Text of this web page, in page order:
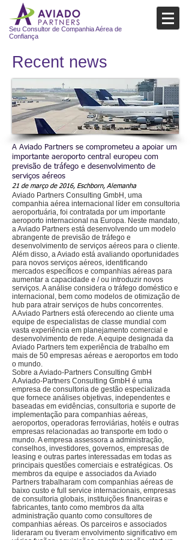
Seu Consultor de Companhia Aérea de
Confiança
Recent news​
A Aviado Partners se comprometeu a apoiar um
importante aeroporto central europeu com
previsão de tráfego e desenvolvimento de
serviços aéreos
21 de março de 2016, Eschborn, Alemanha
Aviado Partners Consulting GmbH, uma
companhia aérea internacional líder em consultoria
aeroportuária, foi contratada por um importante
aeroporto internacional na Europa. Neste mandato,
a Aviado Partners está desenvolvendo um modelo
abrangente de previsão de tráfego e
desenvolvimento de serviços aéreos para o cliente.
Além disso, a Aviado está avaliando oportunidades
para novos serviços aéreos, identificando
mercados específicos e companhias aéreas para
aumentar a capacidade e / ou introduzir novos
serviços. A análise considera o tráfego doméstico e
internacional, bem como modelos de otimização de
hub para atrair serviços de hubs concorrentes.
A Aviado Partners está oferecendo ao cliente uma
equipe de especialistas de classe mundial com
vasta experiência em planejamento comercial e
desenvolvimento de rede. A equipe designada da
Aviado Partners tem experiência de trabalho em
mais de 50 empresas aéreas e aeroportos em todo
o mundo.
Sobre a Aviado-Partners Consulting GmbH
A Aviado-Partners Consulting GmbH é uma
empresa de consultoria de gestão especializada
que fornece análises objetivas, independentes e
baseadas em evidências, consultoria e suporte de
implementação para companhias aéreas,
aeroportos, operadoras ferroviárias, hotéis e outras
empresas relacionadas ao transporte em todo o
mundo. A empresa assessora a administração,
conselhos, investidores, governos, empresas de
leasing e outras partes interessadas em todas as
principais questões comerciais e estratégicas. Os
membros da equipe e associados da Aviado
Partners trabalharam com companhias aéreas de
baixo custo e full service internacionais, empresas
de consultoria globais, instituições financeiras e
fabricantes, tanto como membros da alta
administração quanto como consultores de
companhias aéreas. Os parceiros e associados
lideraram ou tiveram envolvimento significativo em